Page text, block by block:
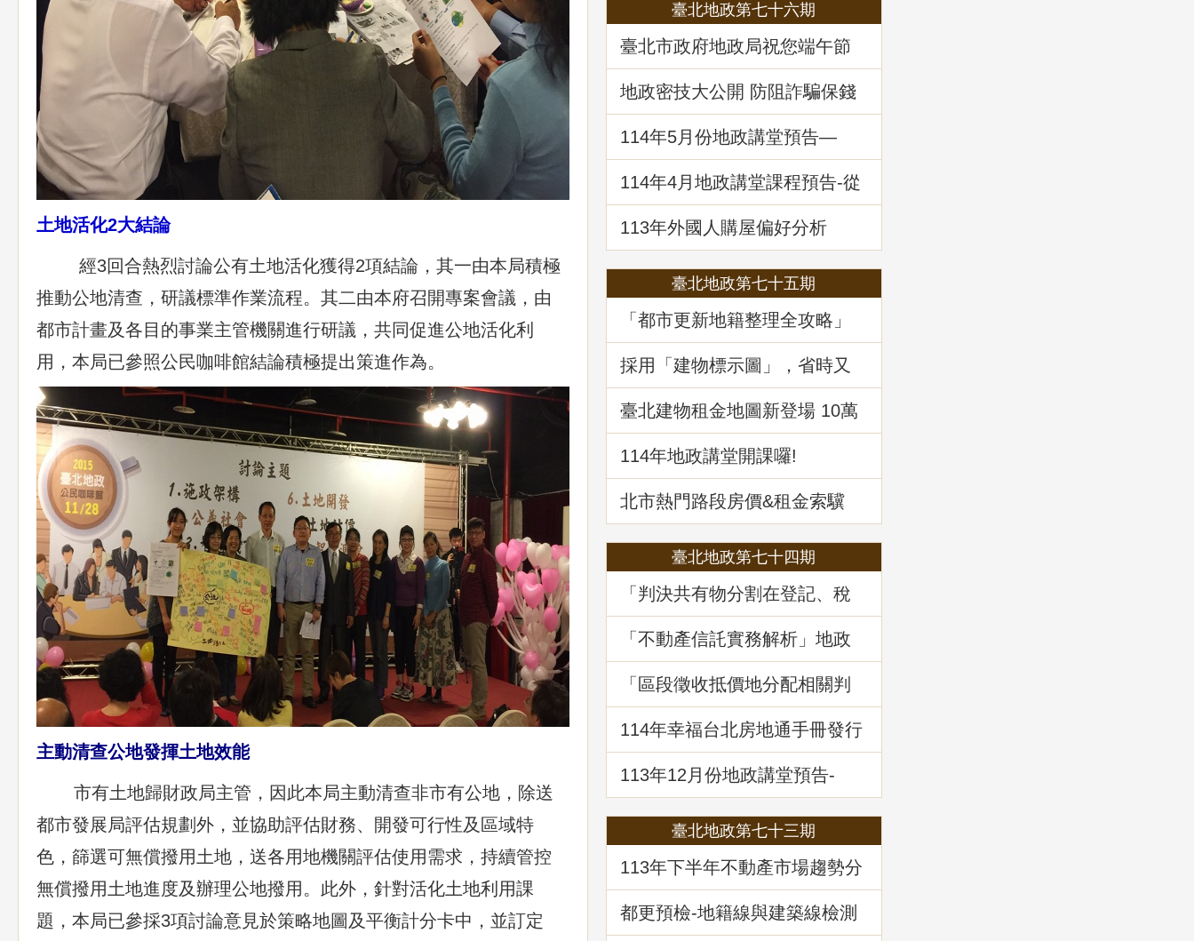
土地活化2大結論
經3回合熱烈討論公有土地活化獲得2項結論，其一由本局積極
推動公地清查，研議標準作業流程。其二由本府召開專案會議，由
都市計畫及各目的事業主管機關進行研議，共同促進公地活化利
用，本局已參照公民咖啡館結論積極提出策進作為。
主動清查公地發揮土地效能
市有土地歸財政局主管，因此本局主動清查非市有公地，除送
都市發展局評估規劃外，並協助評估財務、開發可行性及區域特
色，篩選可無償撥用土地，送各用地機關評估使用需求，持續管控
無償撥用土地進度及辦理公地撥用。此外，針對活化土地利用課
題，本局已參採3項討論意見於策略地圖及平衡計分卡中，並訂定
臺北地政第七十六期
臺北市政府地政局祝您端午節
快樂！
地政密技大公開 防阻詐騙保錢
財
114年5⽉份地政講堂預告—
「都市更新法理與實務」
114年4月地政講堂課程預告-從
日本防災體系看台灣的減災與
建物更新重建
113年外國人購屋偏好分析
臺北地政第七十五期
「都市更新地籍整理全攻略」
地政講堂回顧
採用「建物標示圖」，省時又
省錢
臺北建物租金地圖新登場 10萬
筆資訊一起升級
114年地政講堂開課囉!
北市熱門路段房價&租金索驥
買租資訊蛇麼都有
臺北地政第七十四期
「判決共有物分割在登記、稅
務及估價之爭議問題」地政講
堂回顧
「不動產信託實務解析」地政
講堂回顧
「區段徵收抵價地分配相關判
決見解分析」地政講堂回顧
114年幸福台北房地通手冊發行
囉!歡迎免費索取!
113年12月份地政講堂預告-
「都市更新地籍整理全攻略」
臺北地政第七十三期
113年下半年不動產市場趨勢分
析
都更預檢-地籍線與建築線檢測
作業